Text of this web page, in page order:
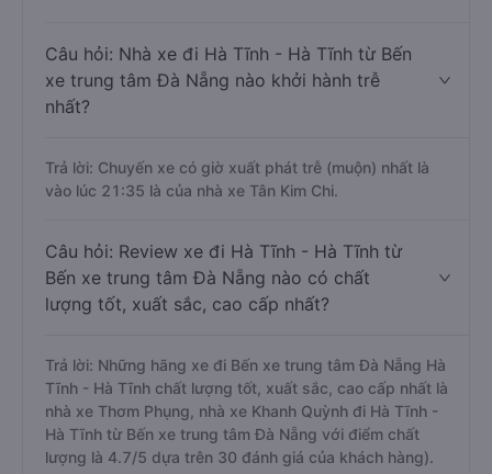
Câu hỏi: Nhà xe đi Hà Tĩnh - Hà Tĩnh từ Bến
xe trung tâm Đà Nẵng nào khởi hành trễ
nhất?
Trả lời: Chuyến xe có giờ xuất phát trễ (muộn) nhất là
vào lúc 21:35 là của nhà xe Tân Kim Chi.
Câu hỏi: Review xe đi Hà Tĩnh - Hà Tĩnh từ
Bến xe trung tâm Đà Nẵng nào có chất
lượng tốt, xuất sắc, cao cấp nhất?
Trả lời: Những hãng xe đi Bến xe trung tâm Đà Nẵng Hà
Tĩnh - Hà Tĩnh chất lượng tốt, xuất sắc, cao cấp nhất là
nhà xe Thơm Phụng, nhà xe Khanh Quỳnh đi Hà Tĩnh -
Hà Tĩnh từ Bến xe trung tâm Đà Nẵng với điểm chất
lượng là 4.7/5 dựa trên 30 đánh giá của khách hàng).